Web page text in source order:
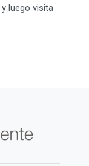
luego visita